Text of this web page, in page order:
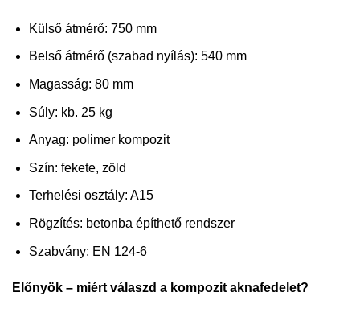
Külső átmérő: 750 mm
Belső átmérő (szabad nyílás): 540 mm
Magasság: 80 mm
Súly: kb. 25 kg
Anyag: polimer kompozit
Szín: fekete, zöld
Terhelési osztály: A15
Rögzítés: betonba építhető rendszer
Szabvány: EN 124-6
Előnyök – miért válaszd a kompozit aknafedelet?